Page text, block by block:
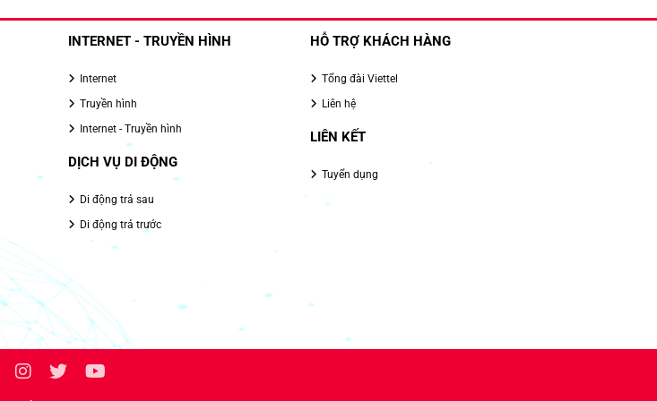
INTERNET - TRUYỀN HÌNH
Internet
Truyền hình
Internet - Truyền hình
DỊCH VỤ DI ĐỘNG
Di động trả sau
Di động trả trước
HỖ TRỢ KHÁCH HÀNG
Tổng đài Viettel
Liên hệ
LIÊN KẾT
Tuyển dụng